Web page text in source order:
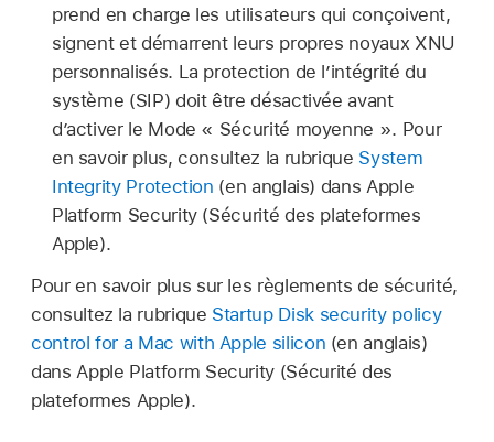
prend en charge les utilisateurs qui conçoivent,
signent et démarrent leurs propres noyaux XNU
personnalisés. La protection de l’intégrité du
système (SIP) doit être désactivée avant
d’activer le Mode « Sécurité moyenne ». Pour
en savoir plus, consultez la rubrique System
Integrity Protection (en anglais) dans Apple
Platform Security (Sécurité des plateformes
Apple).
Pour en savoir plus sur les règlements de sécurité,
consultez la rubrique Startup Disk security policy
control for a Mac with Apple silicon (en anglais)
dans Apple Platform Security (Sécurité des
plateformes Apple).